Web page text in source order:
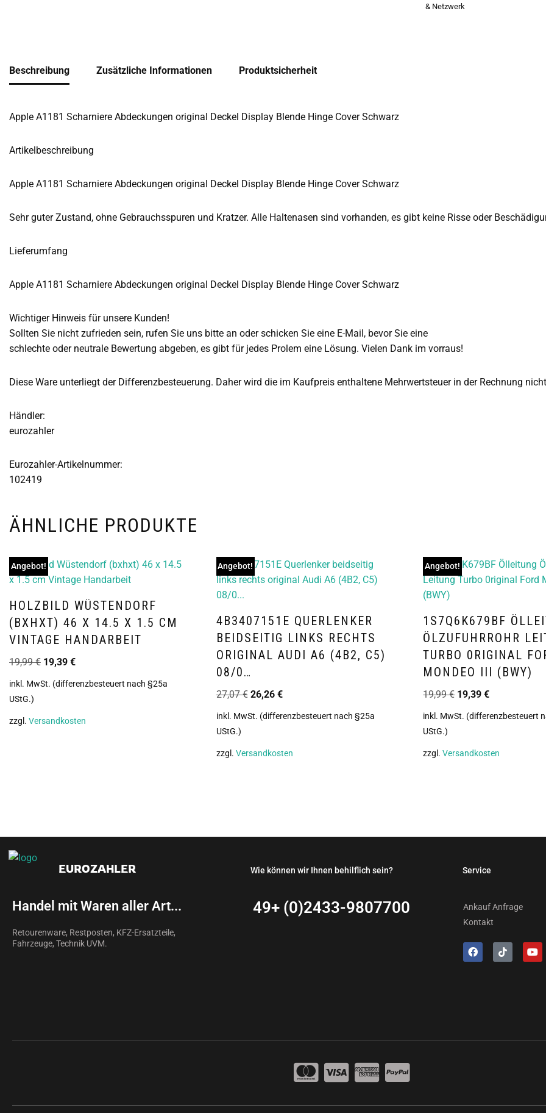
& Netzwerk
Beschreibung Zusätzliche Informationen Produktsicherheit
Apple A1181 Scharniere Abdeckungen original Deckel Display Blende Hinge Cover Schwarz
Artikelbeschreibung
Apple A1181 Scharniere Abdeckungen original Deckel Display Blende Hinge Cover Schwarz
Sehr guter Zustand, ohne Gebrauchsspuren und Kratzer. Alle Haltenasen sind vorhanden, es gibt keine Risse oder
Lieferumfang
Apple A1181 Scharniere Abdeckungen original Deckel Display Blende Hinge Cover Schwarz
Wichtiger Hinweis für unsere Kunden!
Sollten Sie nicht zufrieden sein, rufen Sie uns bitte an oder schicken Sie eine E-Mail, bevor Sie eine
schlechte oder neutrale Bewertung abgeben, es gibt für jedes Prolem eine Lösung. Vielen Dank im vorraus!
Diese Ware unterliegt der Differenzbesteuerung. Daher wird die im Kaufpreis enthaltene Mehrwertsteuer in der Rechnung
Händler:
eurozahler
Eurozahler-Artikelnummer:
102419
ÄHNLICHE PRODUKTE
Angebot!
HOLZBILD WÜSTENDORF
(BXHXT) 46 X 14.5 X 1.5 CM
VINTAGE HANDARBEIT
19,99€ 19,39 €
inkl. MwSt. (differenzbesteuert nach §25a
UStG.)
zzgl. Versandkosten
Angebot!
4B3407151E QUERLENKER
BEIDSEITIG LINKS RECHTS
ORIGINAL AUDI A6 (4B2, C5)
08/0…
27,07€ 26,26 €
inkl. MwSt. (differenzbesteuert nach §25a
UStG.)
zzgl. Versandkosten
Angebot!
1S7Q6K679BF
ÖLZUFUHRROHR
TURBO 0RIGINAL
MONDEO III (BWY)
19,99€ 19,39€
inkl. MwSt. (differenzbesteuert
UStG.)
zzgl.Versandkosten
EUROZAHLER Wie können wir Ihnen behilflich sein? Service
Handel mit Waren aller Art...
Retourenware, Restposten, KFZ-Ersatzteile,
Fahrzeuge, Technik UVM.
49+ (0)2433-9807700
Ankauf Anfrage
Kontakt